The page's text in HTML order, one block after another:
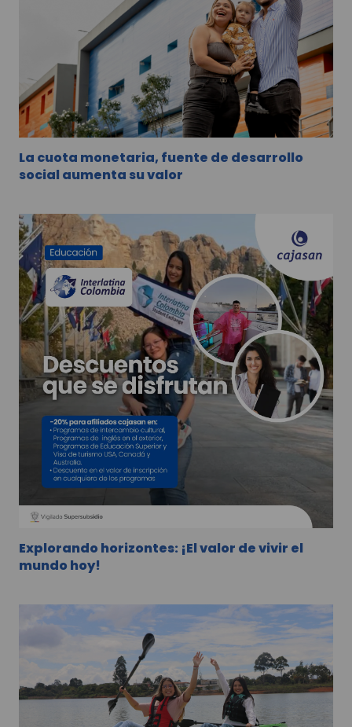
La cuota monetaria, fuente de desarrollo
social aumenta su valor
Explorando horizontes: ¡El valor de vivir el
mundo hoy!